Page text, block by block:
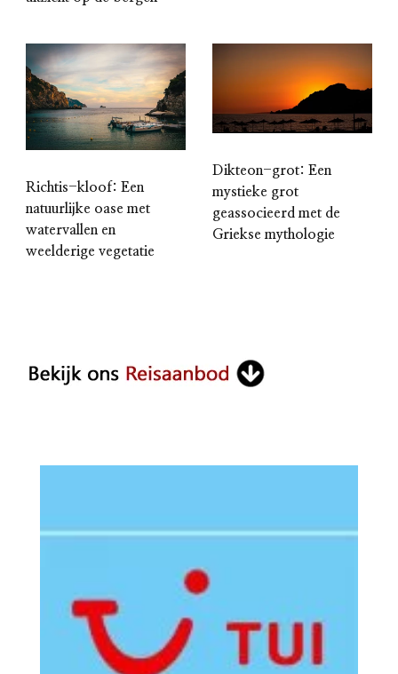
Richtis-kloof: Een
natuurlijke oase met
watervallen en
weelderige vegetatie
Dikteon-grot: Een
mystieke grot
geassocieerd met de
Griekse mythologie